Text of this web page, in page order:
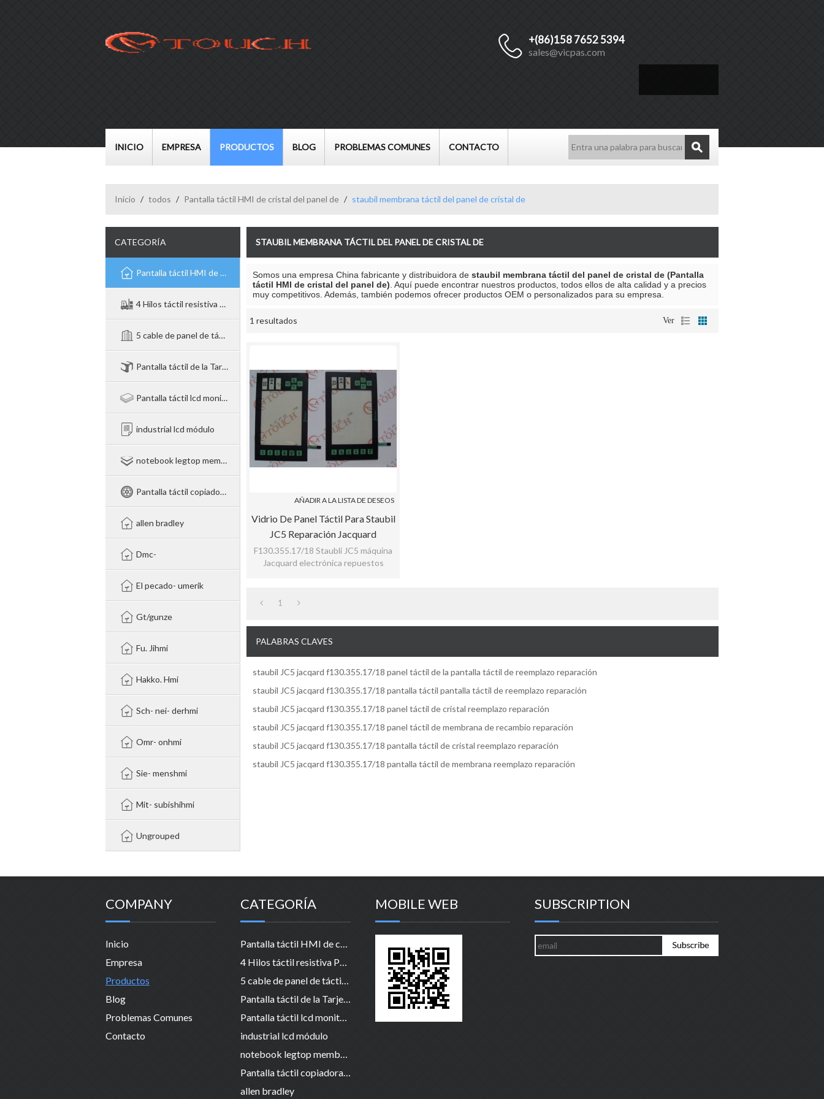
+(86)158 7652 5394
sales@vicpas.com
INICIO EMPRESA PRODUCTOS BLOG PROBLEMAS COMUNES CONTACTO
Inicio / todos / Pantalla táctil HMI de cristal del panel de / staubil membrana táctil del panel de cristal de
CATEGORÍA
Pantalla táctil HMI de cristal del panel de
4 Hilos táctil resistiva Panel de la Pantalla
5 cable de panel de táctil resistiva
Pantalla táctil de la Tarjeta de Control
Pantalla táctil lcd monitor párrafo pos / industrial / Médico
industrial lcd módulo
notebook legtop membrana táctil del panel de cristal de
Pantalla táctil copiadora fotocopia de cristal membrana
allen bradley
Dmc-
El pecado- umerik
Gt/gunze
Fu. Jihmi
Hakko. Hmi
Sch- nei- derhmi
Omr- onhmi
Sie- menshmi
Mit- subishihmi
Ungrouped
STAUBIL MEMBRANA TÁCTIL DEL PANEL DE CRISTAL DE
Somos una empresa China fabricante y distribuidora de staubil membrana táctil del panel de cristal de (Pantalla
táctil HMI de cristal del panel de) . Aquí puede encontrar nuestros productos, todos ellos de alta calidad y a precios
muy competitivos. Además, también podemos ofrecer productos OEM o personalizados para su empresa.
1 resultados Ver
AÑADIR A LA LISTA DE DESEOS
Vidrio De Panel Táctil Para Staubil
JC5 Reparación Jacquard
Reemplazar
F130.355.17/18 Staubli JC5 máquina
Jacquard electrónica repuestos
1
PALABRAS CLAVES
staubil JC5 jacqard f130.355.17/18 panel táctil de la pantalla táctil de reemplazo reparación
staubil JC5 jacqard f130.355.17/18 pantalla táctil pantalla táctil de reemplazo reparación
staubil JC5 jacqard f130.355.17/18 panel táctil de cristal reemplazo reparación
staubil JC5 jacqard f130.355.17/18 panel táctil de membrana de recambio reparación
staubil JC5 jacqard f130.355.17/18 pantalla táctil de cristal reemplazo reparación
staubil JC5 jacqard f130.355.17/18 pantalla táctil de membrana reemplazo reparación
COMPANY
Inicio
Empresa
Productos
Blog
Problemas Comunes
Contacto
CATEGORÍA
Pantalla táctil HMI de cristal del panel de
4 Hilos táctil resistiva Panel de la Pantalla
5 cable de panel de táctil resistiva
Pantalla táctil de la Tarjeta de Control
Pantalla táctil lcd monitor párrafo pos / industrial / Médico
industrial lcd módulo
notebook legtop membrana táctil del panel de cristal de
Pantalla táctil copiadora fotocopia de cristal membrana
allen bradley
MOBILE WEB SUBSCRIPTION